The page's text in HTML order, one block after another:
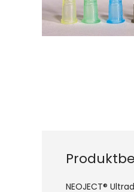
NEOJECT®